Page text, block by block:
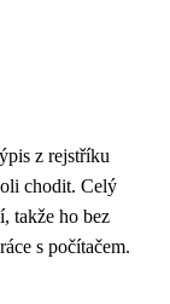
z rejstříku
chodit. Celý
takže ho bez
s počítačem.